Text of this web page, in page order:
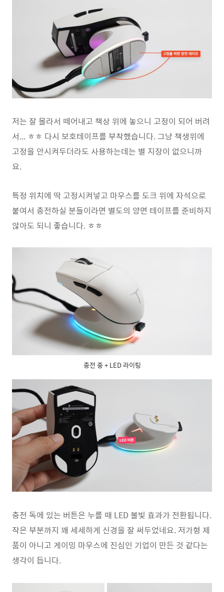
저는 잘 몰라서 떼어내고 책상 위에 놓으니 고정이 되어 버려
서... ㅎㅎ 다시 보호테이프를 부착했습니다. 그냥 책생위에
고정을 안시켜두더라도 사용하는데는 별 지장이 없으니까
요.
특정 위치에 딱 고정시켜넣고 마우스를 도크 위에 자석으로
붙여서 충전하실 분들이라면 별도의 양면 테이프를 준비하지
않아도 되니 좋습니다. ㅎㅎ
충전 중 + LED 라이팅
충전 독에 있는 버튼은 누를 때 LED 불빛 효과가 전환됩니다.
작은 부분까지 꽤 세세하게 신경을 잘 써두었네요. 저가형 제
품이 아니고 게이밍 마우스에 진심인 기업이 만든 것 같다는
생각이 듭니다.